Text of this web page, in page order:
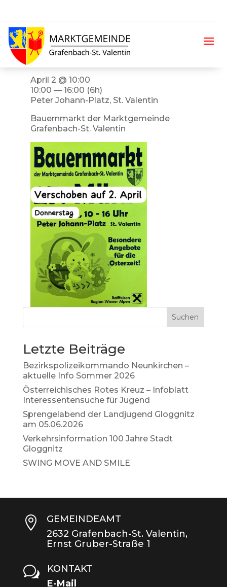
Bauernmarkt am
02.04.2026
April 2 @ 10:00
10:00 — 16:00 (6h)
Peter Johann-Platz, St. Valentin
Bauernmarkt der Marktgemeinde
Grafenbach-St. Valentin
Suchen
Letzte Beiträge
Bezirkspolizeikommando Neunkirchen –
aktuelle Info Sommer 2026
Österreichisches Rotes Kreuz – Infoblatt
Interessentensuche für Jugend
Sprengelabend der Landjugend Gloggnitz
am 05.06.2026
Verkehrsinformation 100 Jahre Stadt
Gloggnitz
SWING MOVE AND SMILE

GEMEINDEAMT
2632 Grafenbach-St. Valentin,
Ernst Gruber-Straße 1
w
KONTAKT
E-Mail